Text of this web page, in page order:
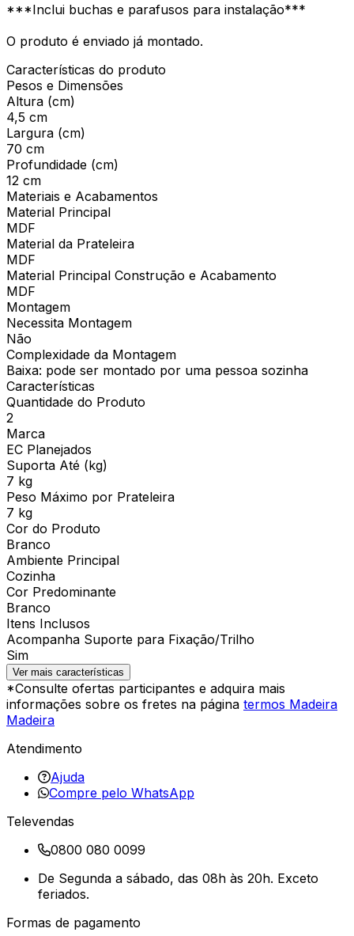
***Inclui buchas e parafusos para instalação***
O produto é enviado já montado.
Características do produto
Pesos e Dimensões
Altura (cm)
4,5 cm
Largura (cm)
70 cm
Profundidade (cm)
12 cm
Materiais e Acabamentos
Material Principal
MDF
Material da Prateleira
MDF
Material Principal Construção e Acabamento
MDF
Montagem
Necessita Montagem
Não
Complexidade da Montagem
Baixa: pode ser montado por uma pessoa sozinha
Características
Quantidade do Produto
2
Marca
EC Planejados
Suporta Até (kg)
7 kg
Peso Máximo por Prateleira
7 kg
Cor do Produto
Branco
Ambiente Principal
Cozinha
Cor Predominante
Branco
Itens Inclusos
Acompanha Suporte para Fixação/Trilho
Sim
Ver mais características
*Consulte ofertas participantes e adquira mais
informações sobre os fretes na página termos Madeira
Madeira
Atendimento
Ajuda
Compre pelo WhatsApp
Televendas
0800 080 0099
De Segunda a sábado, das 08h às 20h. Exceto
feriados.
Formas de pagamento